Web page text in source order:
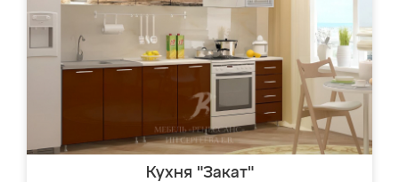
Кухня "Закат"